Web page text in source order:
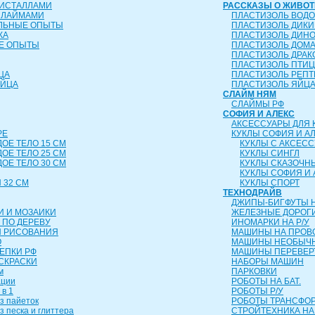
ОПЫТЫ
ОПЫТЫ
ТЕЛО 15 СМ
ТЕЛО 25 СМ
ТЕЛО 30 СМ
СМ
И МОЗАИКИ
ДЕРЕВУ
РИСОВАНИЯ
РФ
1
пайеток
песка и глиттера
РАССКАЗЫ О
ПЛАСТИЗОЛЬ
ПЛАСТИЗОЛЬ
ПЛАСТИЗОЛЬ
ПЛАСТИЗОЛЬ
ПЛАСТИЗОЛЬ
ПЛАСТИЗОЛЬ
ПЛАСТИЗОЛЬ
ПЛАСТИЗОЛЬ ЯЙЦА
СЛАЙМ НЯМ
СЛАЙМЫ РФ
СОФИЯ И АЛЕКС
АКСЕССУАРЫ ДЛЯ
КУКЛЫ СОФИЯ И
КУКЛЫ С
КУКЛЫ СИНГЛ
КУКЛЫ
КУКЛЫ СОФИЯ И
КУКЛЫ СПОРТ
ТЕХНОДРАЙВ
ДЖИПЫ-БИГФУТЫ
ЖЕЛЕЗНЫЕ
ИНОМАРКИ НА Р/У
МАШИНЫ НА
МАШИНЫ
МАШИНЫ
НАБОРЫ МАШИН
ПАРКОВКИ
РОБОТЫ НА БАТ.
РОБОТЫ Р/У
РОБОТЫ
СТРОЙТЕХНИКА